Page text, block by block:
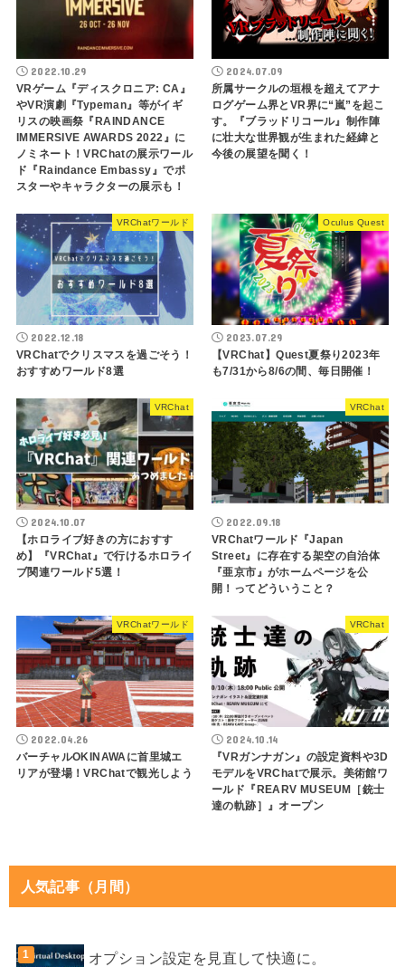
2022.10.29
VRゲーム『ディスクロニア: CA』
やVR演劇『Typeman』等がイギ
リスの映画祭『RAINDANCE
IMMERSIVE AWARDS 2022』に
ノミネート！VRChatの展示ワール
ド『Raindance Embassy』でポ
スターやキャラクターの展示も！
2024.07.09
所属サークルの垣根を超えてアナ
ログゲーム界とVR界に“嵐”を起こ
す。『ブラッドリコール』制作陣
に壮大な世界観が生まれた経緯と
今後の展望を聞く！
VRChatワールド
2022.12.18
VRChatでクリスマスを過ごそう！
おすすめワールド8選
Oculus Quest
2023.07.29
【VRChat】Quest夏祭り2023年
も7/31から8/6の間、毎日開催！
VRChat
2024.10.07
【ホロライブ好きの方におすす
め】『VRChat』で行けるホロライ
ブ関連ワールド5選！
VRChat
2022.09.18
VRChatワールド『Japan
Street』に存在する架空の自治体
『亜京市』がホームページを公
開！ってどういうこと？
VRChatワールド
2022.04.26
バーチャルOKINAWAに首里城エ
リアが登場！VRChatで観光しよう
VRChat
2024.10.14
『VRガンナガン』の設定資料や3D
モデルをVRChatで展示。美術館ワ
ールド『REARV MUSEUM［銃士
達の軌跡］』オープン
人気記事（月間）
オプション設定を見直して快適に。